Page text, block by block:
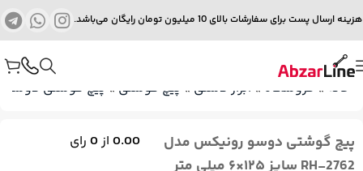
هزینه ارسال پست برای سفارشات بالای 10 میلیون تومان رایگان می‌باشد.
خانه » فروشگاه » ابزار دستی » پیچ گوشتی » پیچ گوشتی دوسو
پیچ گوشتی دوسو رونیکس مدل
RH-2762 سایز ۱۲۵×۶ میلی متر
0.00 از0 رای